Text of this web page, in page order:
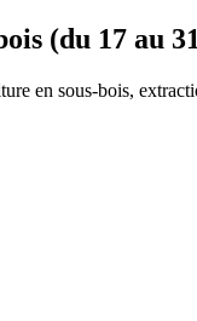
(du 17 au
en sous-bois,